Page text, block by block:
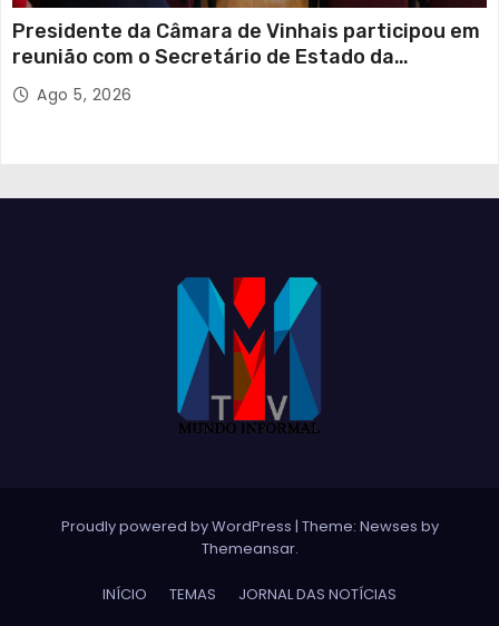
Presidente da Câmara de Vinhais participou em
reunião com o Secretário de Estado da
Proteção Civil
Ago 5, 2026
Proudly powered by WordPress | Theme: Newses by
Themeansar.
INÍCIO TEMAS
JORNAL DAS NOTÍCIAS